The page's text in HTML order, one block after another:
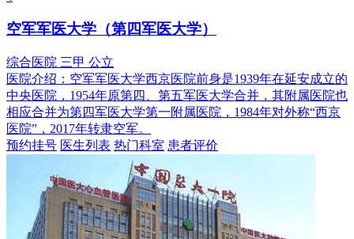
空军军医大学（第四军医大学）
综合医院 三甲 公立
医院介绍： 空军军医大学西京医院前身是1939年在延安成立的
中央医院，1954年原第四、第五军医大学合并，其附属医院也
相应合并为第四军医大学第一附属医院，1984年对外称“西京
医院”，2017年转隶空军。
预约挂号 医生列表 热门科室 患者评价